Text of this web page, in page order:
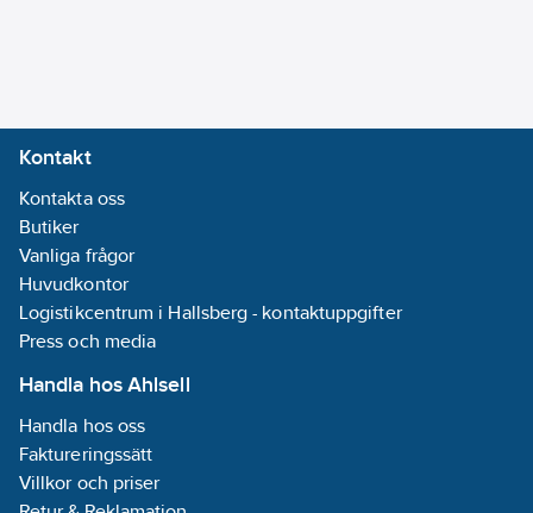
Kontakt
Kontakta oss
Butiker
Vanliga frågor
Huvudkontor
Logistikcentrum i Hallsberg - kontaktuppgifter
Press och media
Handla hos Ahlsell
Handla hos oss
Faktureringssätt
Villkor och priser